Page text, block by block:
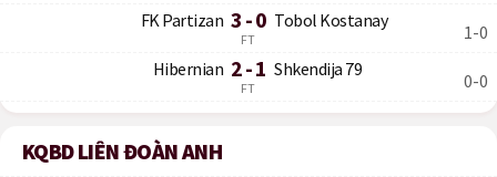
1-0
FK Partizan 3 - 0 Tobol Kostanay
FT
0-0
Hibernian 2 - 1 Shkendija 79
FT
KQBD LIÊN ĐOÀN ANH